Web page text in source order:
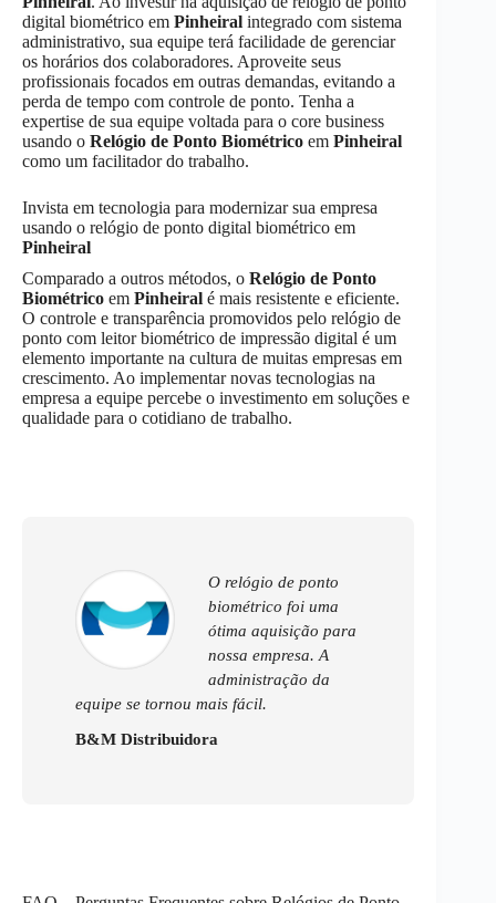
digital biométrico em Pinheiral integrado com sistema
administrativo, sua equipe terá facilidade de gerenciar
os horários dos colaboradores. Aproveite seus
profissionais focados em outras demandas, evitando a
perda de tempo com controle de ponto. Tenha a
expertise de sua equipe voltada para o core business
usando o Relógio de Ponto Biométrico em Pinheiral
como um facilitador do trabalho.
Invista em tecnologia para modernizar sua empresa
usando o relógio de ponto digital biométrico em
Pinheiral
Comparado a outros métodos, o Relógio de Ponto
Biométrico em Pinheiral é mais resistente e eficiente.
O controle e transparência promovidos pelo relógio de
ponto com leitor biométrico de impressão digital é um
elemento importante na cultura de muitas empresas em
crescimento. Ao implementar novas tecnologias na
empresa a equipe percebe o investimento em soluções e
qualidade para o cotidiano de trabalho.
O relógio de ponto
biométrico foi uma
ótima aquisição para
nossa empresa. A
administração da
equipe se tornou mais fácil.
B&M Distribuidora